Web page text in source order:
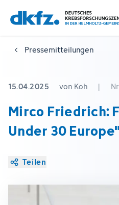
Zum
Hauptinhalt
springen
Zur
Fußzeile
springen
Pressemitteilungen
15.04.2025 von Koh |
Mirco Friedrich:
Under 30
Teilen